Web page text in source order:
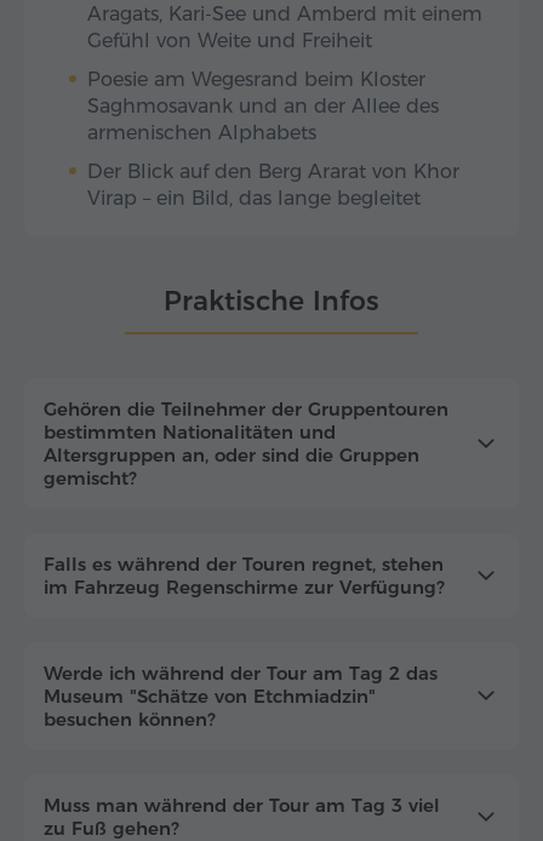
Aragats, Kari-See und Amberd mit einem
Gefühl von Weite und Freiheit
Poesie am Wegesrand beim Kloster
Saghmosavank und an der Allee des
armenischen Alphabets
Der Blick auf den Berg Ararat von Khor
Virap – ein Bild, das lange begleitet
Praktische Infos
Gehören die Teilnehmer der Gruppentouren
bestimmten Nationalitäten und
Altersgruppen an, oder sind die Gruppen
gemischt?
Falls es während der Touren regnet, stehen
im Fahrzeug Regenschirme zur Verfügung?
Werde ich während der Tour am Tag 2 das
Museum "Schätze von Etchmiadzin"
besuchen können?
Muss man während der Tour am Tag 3 viel
zu Fuß gehen?